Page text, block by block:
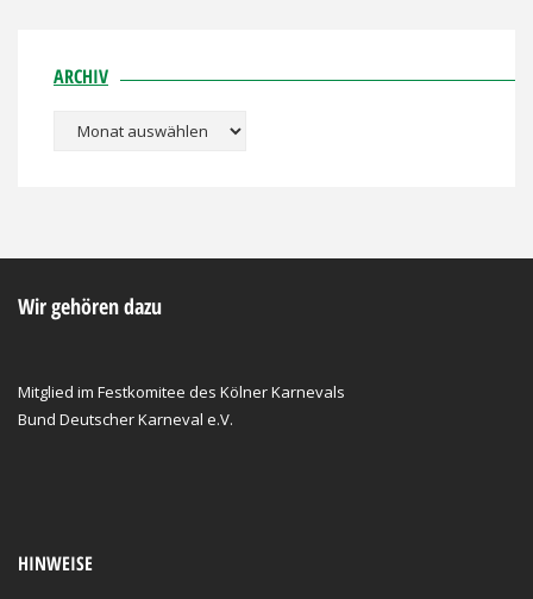
ARCHIV
Archiv
Wir gehören dazu
Mitglied im Festkomitee des Kölner Karnevals
Bund Deutscher Karneval e.V.
HINWEISE